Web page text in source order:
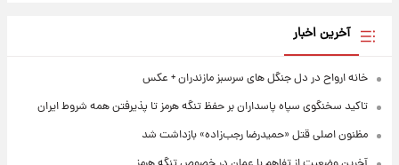
آخرین اخبار
خانه ارواح در دل جنگل های سرسبز مازندران + عکس
تاکید سخنگوی سپاه پاسداران بر حفظ تنگه هرمز تا پذیرفتن همه شروط ایران
مظنون اصلی قتل «حمیدرضا رجب‌زاده» بازداشت شد